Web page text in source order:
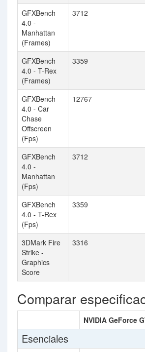
GFXBench
4.0 -
Manhattan
(Frames)
3712
GFXBench
4.0 - T-Rex
(Frames)
3359
GFXBench
4.0 - Car
Chase
Offscreen
(Fps)
12767
GFXBench
4.0 -
Manhattan
(Fps)
3712
GFXBench
4.0 - T-Rex
(Fps)
3359
3DMark Fire
Strike -
Graphics
Score
3316
Comparar
NVIDIA GeForce
Esenciales